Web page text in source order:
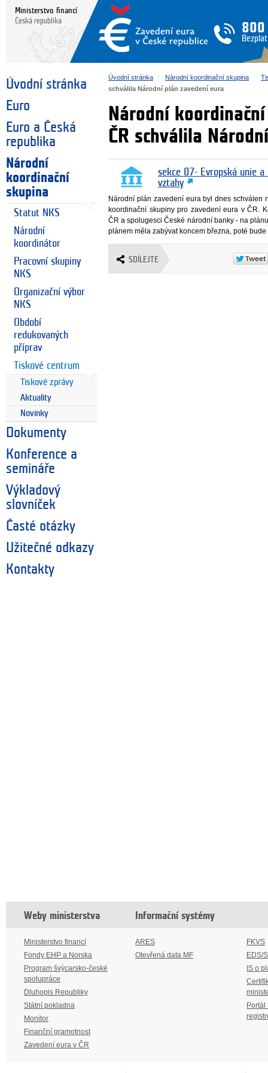
Ministerstvo financí
Česká republika
800
Úvodní stránka
Euro
Euro a Česká
republika
Národní
koordinační
skupina
Statut NKS
Národní
koordinátor
Pracovní skupiny
NKS
Organizační výbor
NKS
Období
redukovaných
příprav
Tiskové centrum
Tiskové zprávy
Aktuality
Novinky
Dokumenty
Konference a
semináře
Výkladový
slovníček
Časté otázky
Užitečné odkazy
Kontakty
Úvodní stránka Národní koordinační skupina
schválila Národní plán zavedení eura
Národní
ČR schválila
sekce 07- Evropská unie a
vztahy
Národní plán zavedení eura byl dnes schválen
koordinační skupiny pro zavedení eura v ČR.
ČR a spolugesci České národní banky - na
plánem měla zabývat koncem března, poté
SDÍLEJTE
Weby ministerstva
Ministerstvo financí
Fondy EHP a Norska
Program švýcarsko-české
spolupráce
Dluhopis Republiky
Státní pokladna
Monitor
Finanční gramotnost
Zavedení eura v ČR
Informační systémy
ARES
Otevřená data MF
FKVS
EDS/
IS o
Portál